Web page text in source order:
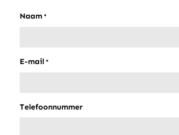
Naam *
E-mail *
Telefoonnummer